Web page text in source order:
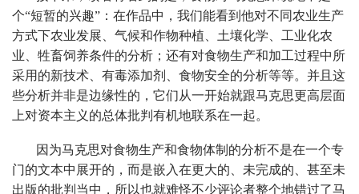
个“短暂的兴趣”：在作品中，我们能看到他对不同农业生产
方式下农业发展、气候和作物种植、土壤化学、工业化农
业、牲畜饲养条件的分析；还有对食物生产和加工过程中所
采用的新技术、有毒添加剂、食物安全的分析等等。并且这
些分析并非是边缘性的，它们从一开始就跟马克思更高层面
上对资本主义的总体批判有机地联系在一起。
因为马克思对食物生产和食物体制的分析不是在一个专
门的文本中展开的，而是嵌入在更大的、未完成的、甚至未
出版的批判当中，所以也就难怪不少评论者整个地错过了马